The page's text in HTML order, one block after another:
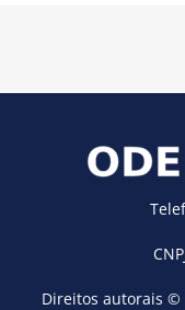
Direitos autorais ©